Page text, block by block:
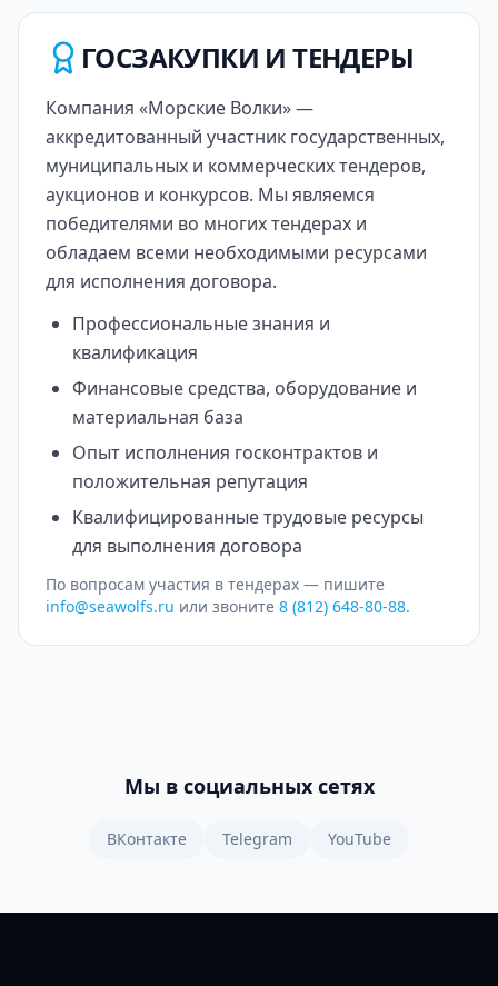
ГОСЗАКУПКИ И ТЕНДЕРЫ
Компания «Морские Волки» —
аккредитованный участник государственных,
муниципальных и коммерческих тендеров,
аукционов и конкурсов. Мы являемся
победителями во многих тендерах и
обладаем всеми необходимыми ресурсами
для исполнения договора.
Профессиональные знания и
квалификация
Финансовые средства, оборудование и
материальная база
Опыт исполнения госконтрактов и
положительная репутация
Квалифицированные трудовые ресурсы
для выполнения договора
По вопросам участия в тендерах — пишите
info@seawolfs.ru или звоните 8 (812) 648-80-88.
Мы в социальных сетях
ВКонтакте Telegram YouTube